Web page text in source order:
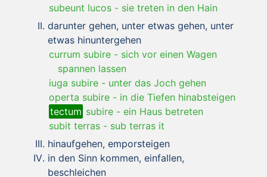
subeunt lucos - sie treten in den Hain
darunter gehen, unter etwas gehen, unter
etwas hinuntergehen
currum subire - sich vor einen Wagen
spannen lassen
iuga subire - unter das Joch gehen
operta subire - in die Tiefen hinabsteigen
tectum subire - ein Haus betreten
subit terras - sub terras it
hinaufgehen, emporsteigen
in den Sinn kommen, einfallen,
beschleichen